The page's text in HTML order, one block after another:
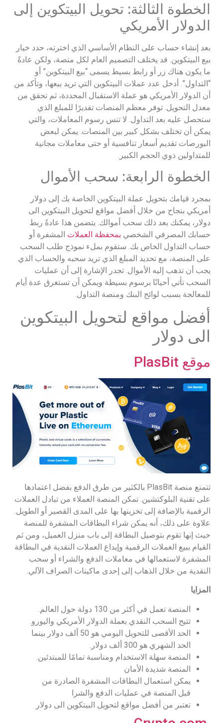
الخطوة الثالثة: تحويل البيتكوين إلى
الدولار الأمريكي
بعد إنشاء حساب على النظام الأساسي الذي اخترته، حدد خيار
بيع البيتكوين. قد يختلف التصميم العام لكل منصة، ولكن عادةً
ما يكون هناك زر أو رابط بسيط يسمى “بيع البيتكوين” أو
“التداول”. أدخل عدد عملات البيتكوين التي تريد بيعها، وتأكد من
أن الدولار الأمريكي هو عملة الاستقبال المحددة، ثم تحقق من
معدل التحويل. توفر معظم المنصات تقديرًا للمبلغ الذي
ستحصل عليه بعد التداول. لا تنس رسوم المعاملات، والتي
يمكن أن تختلف بشكل كبير بين المنصات. يمكن لبعض
البورصات تقديم أسعار تنافسية أو حتى معاملات مجانية
للمتداولين ذوي الحجم الكبير.
الخطوة الرابعة: سحب الأموال
بمجرد قيامك بتحويل عملة البيتكوين الخاصة بك إلى دولار
أمريكي بنجاح من خلال أفضل مواقع لتحويل البيتكوين الى
دولار، يمكنك بعد ذلك سحب أموالك. يتضمن هذا عادةً ربط
حسابك المصرفي الشخصي بمحفظة العملات المشفرة أو
حساب التداول الخاص بك. ستقوم بملء نموذج طلب السحب
على المنصة، مع تحديد المبلغ الذي تريد سحبه والحساب الذي
يجب أن تذهب إليه الأموال. تجدر الإشارة إلى أن عمليات
السحب تأتي أحيانًا برسوم بسيطة ويمكن أن تستغرق عدة أيام
للمعالجة بسبب لوائح البنك ومنصة التداول.
أفضل مواقع لتحويل البيتكوين
الى دولار
موقع PlasBit
تتمنع منصة PlasBit بالكثير من طرق الدفع بفضل اعتمادها
على تقنية البلوكتشين. تمكن المنصة العملاء من تبادل العملات
الرقمية بالإضافة إلى تخزينها بها على المدى القصير أو الطويل.
علاوة على ذلك، أنه يمكن شراء البطاقات المشفرة للمنصة
حيث إنها تقوم بتوصيل البطاقة إلى باب منزل العميل، ومن ثم
القيام ببيع العملات الرقمية وإيداع العملات النقدية في البطاقة
المشفرة لاستعمالها في معاملات الدفع والشراء أو سحب
النقدية من خلال الذهاب إلى إحدى ماكينات الصراف الآلي.
المزايا
المنصة تعمل في أكثر من 130 دولة حول العالم.
تتيح السحب النقدي بعملة الدولار الأمريكي واليورو.
الحد الأقصى للتحويل اليومي هو 50 ألف دولار بينما
الحد الشهري هو 300 ألف دولار.
المنصة سهلة الاستخدام ومناسبة تمامًا للمبتدئين.
المنصة شديدة الأمان
يمكن استعمال البطاقات المشفرة الصادرة من
قبل المنصة في عمليات الدفع والشرا
تعتبر من أفضل مواقع لتحويل البيتكوين الى دولار